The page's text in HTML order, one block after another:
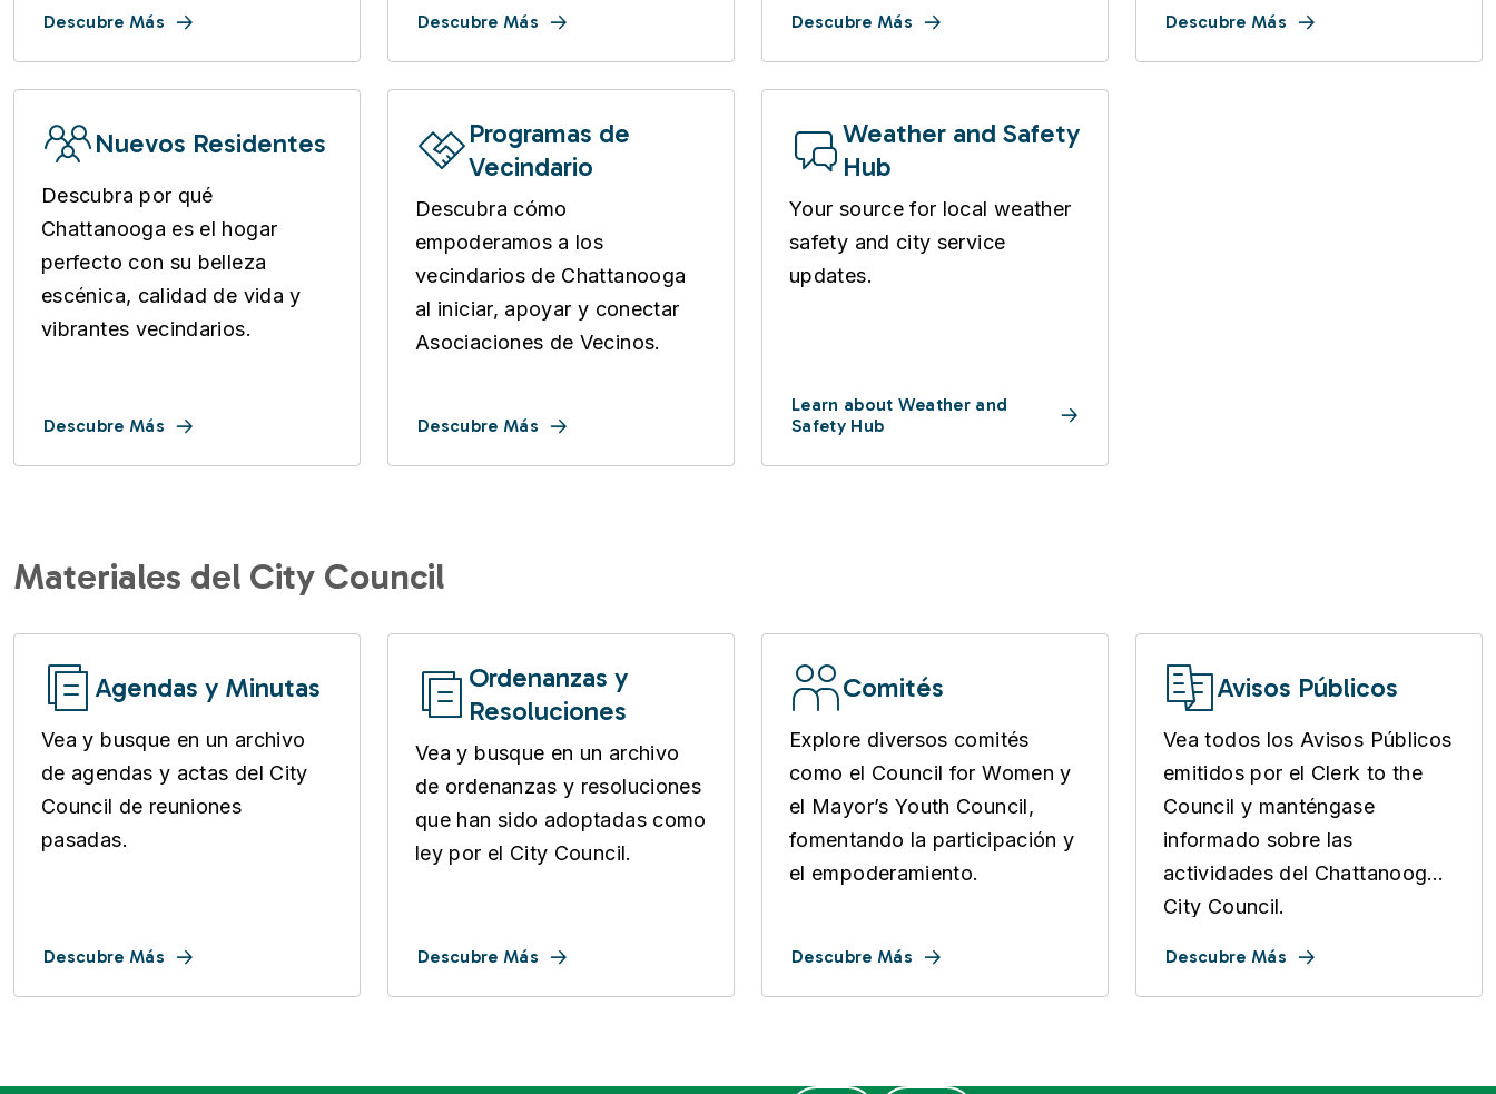
Descubre Más Descubre Más Descubre Más Descubre Más
Nuevos Residentes
Descubra por qué
Chattanooga es el hogar
perfecto con su belleza
escénica, calidad de vida y
vibrantes vecindarios.
Descubre Más
Programas de
Vecindario
Descubra cómo
empoderamos a los
vecindarios de Chattanooga
al iniciar, apoyar y conectar
Asociaciones de Vecinos.
Descubre Más
Weather and Safety
Hub
Your source for local weather
safety and city service
updates.
Learn about Weather and
Safety Hub
Materiales del City Council
Agendas y Minutas
Vea y busque en un archivo
de agendas y actas del City
Council de reuniones
pasadas.
Descubre Más
Ordenanzas y
Resoluciones
Vea y busque en un archivo
de ordenanzas y resoluciones
que han sido adoptadas como
ley por el City Council.
Descubre Más
Comités
Explore diversos comités
como el Council for Women y
el Mayor’s Youth Council,
fomentando la participación y
el empoderamiento.
Descubre Más
Avisos Públicos
Vea todos los Avisos Públicos
emitidos por el Clerk to the
Council y manténgase
informado sobre las
actividades del Chattanooga
City Council.
Descubre Más